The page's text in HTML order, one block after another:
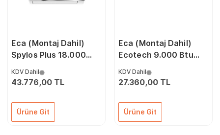
Eca (Montaj Dahil)
Spylos Plus 18.000
Klima
KDV Dahil
43.776,00 TL
Ürüne Git
Eca (Montaj Dahil)
Ecotech 9.000 Btu
Klima
KDV Dahil
27.360,00 TL
Ürüne Git